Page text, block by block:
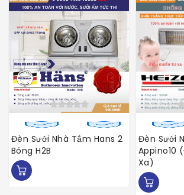
Đèn Sưởi Nhà Tắm Hans 2
Bóng H2B
Đèn Sưởi
Appino10
Xa)